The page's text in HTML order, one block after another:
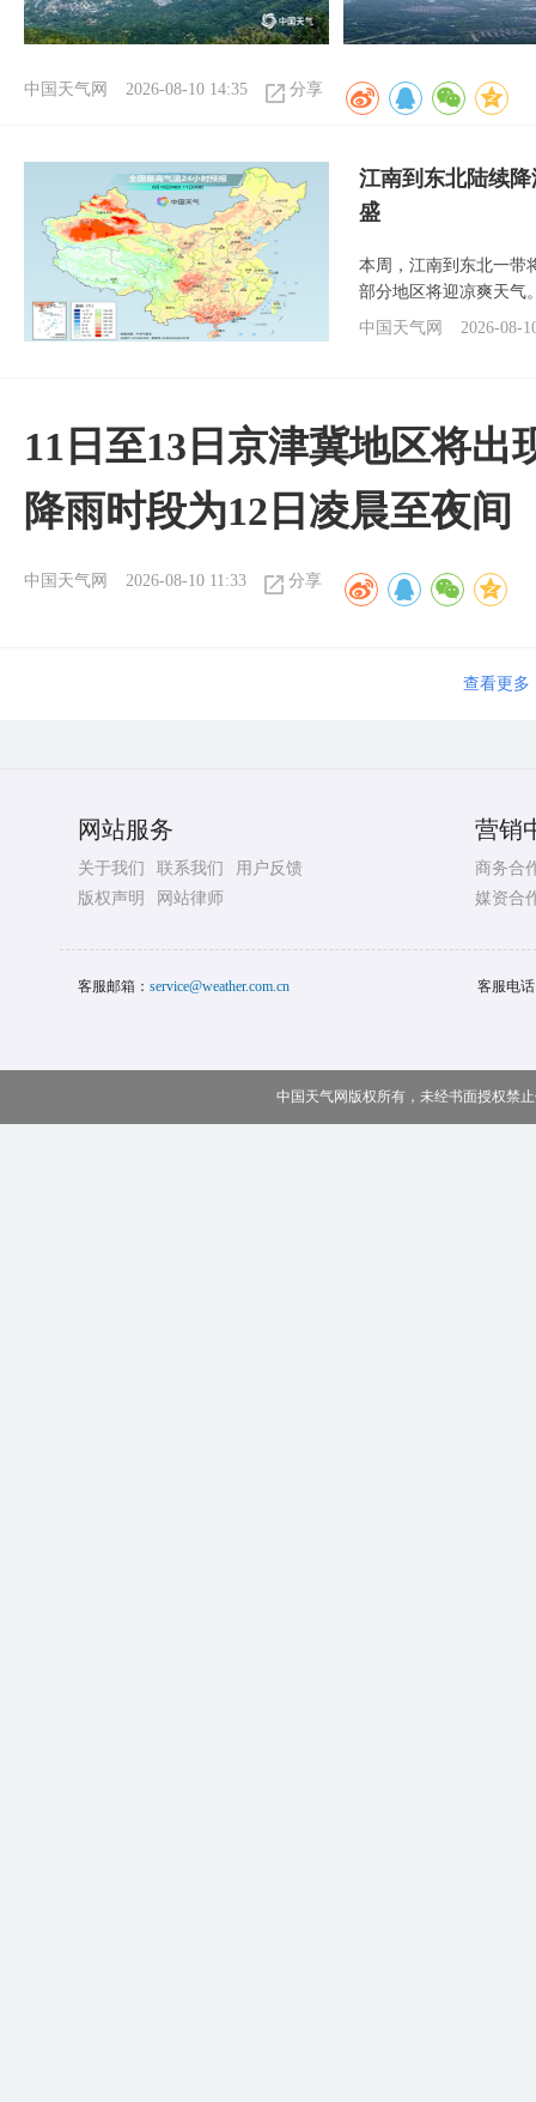
中国天气网 2026-08-10 14:35 分享
江南到东北陆续
盛
本周，江南到东北一带
部分地区将迎凉爽天气
中国天气网
2026-08-
11日至13日京津冀地区将出
降雨时段为12日凌晨至夜间
中国天气网 2026-08-10 11:33 分享
查看更多
网站服务
关于我们 联系我们
用户反馈
版权声明
网站律师
营销
商务合
媒资合
客服邮箱： service@weather.com.cn 客服电
中国天气网版权所有，未经书面授权